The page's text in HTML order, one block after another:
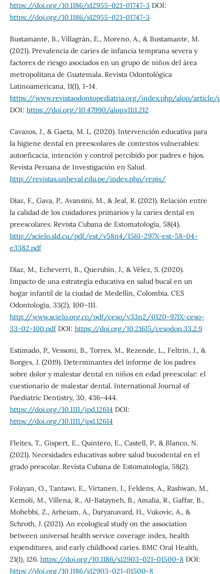
https://doi.org/10.1186/s12955-021-01747-3 DOI:
https://doi.org/10.1186/s12955-021-01747-3
Bustamante, B., Villagrán, E., Moreno, A., & Bustamante, M.
(2021). Prevalencia de caries de infancia temprana severa y
factores de riesgo asociados en un grupo de niños del área
metropolitana de Guatemala. Revista Odontológica
Latinoamericana, 11(1), 1–14.
https://www.revistaodontopediatria.org/index.php/alop/
DOI: https://doi.org/10.47990/alop.v11i1.212
Cavazos, J., & Gaeta, M. L. (2020). Intervención educativa para
la higiene dental en preescolares de contextos vulnerables:
autoeficacia, intención y control percibido por padres e hijos.
Revista Peruana de Investigación en Salud.
http://revistas.unheval.edu.pe/index.php/repis/
Díaz, F., Gava, P., Avansini, M., & Jeal, R. (2021). Relación entre
la calidad de los cuidadores primarios y la caries dental en
preescolares. Revista Cubana de Estomatología, 58(4).
http://scielo.sld.cu/pdf/est/v58n4/1561-297X-est-58-04-
e3382.pdf
Díaz, M., Echeverri, B., Querubín, J., & Vélez, S. (2020).
Impacto de una estrategia educativa en salud bucal en un
hogar infantil de la ciudad de Medellín, Colombia. CES
Odontología, 33(2), 100–111.
http://www.scielo.org.co/pdf/ceso/v33n2/0120-971X-ceso-
33-02-100.pdfDOI: https://doi.org/10.21615/cesodon.33.2.9
Estimado, P., Vessoni, B., Torres, M., Rezende, L., Feltrín, J., &
Borges, J. (2019). Determinantes del informe de los padres
sobre dolor y malestar dental en niños en edad preescolar: el
cuestionario de malestar dental. International Journal of
Paediatric Dentistry, 30, 436–444.
https://doi.org/10.1111/ipd.12614 DOI:
https://doi.org/10.1111/ipd.12614
Fleites, T., Gispert, E., Quintero, E., Castell, P., & Blanco, N.
(2021). Necesidades educativas sobre salud bucodental en el
grado prescolar. Revista Cubana de Estomatología, 58(2).
Folayan, O., Tantawi, E., Virtanen, I., Feldens, A., Rashwan, M.,
Kemoli, M., Villena, R., Al-Batayneh, B., Amalia, R., Gaffar, B.,
Mohebbi, Z., Arheiam, A., Daryanavard, H., Vukovic, A., &
Schroth, J. (2021). An ecological study on the association
between universal health service coverage index, health
expenditures, and early childhood caries. BMC Oral Health,
21(1), 126. https://doi.org/10.1186/s12903-021-01500-8DOI:
https://doi.org/10.1186/s12903-021-01500-8